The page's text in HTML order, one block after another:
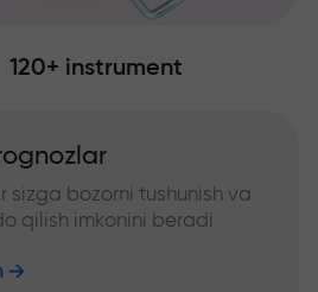
120+ instrument
sizga bozorni tushunish va
qilish imkonini beradi